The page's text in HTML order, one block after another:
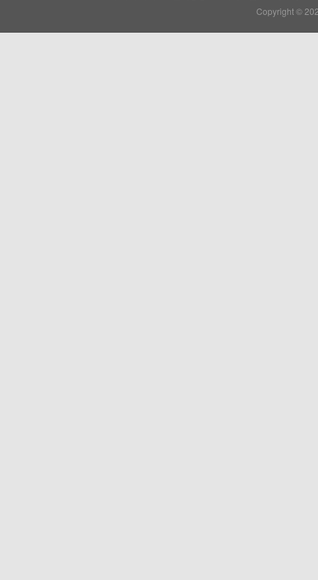
Copyright ©